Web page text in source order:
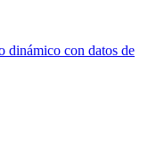
dinámico con datos de